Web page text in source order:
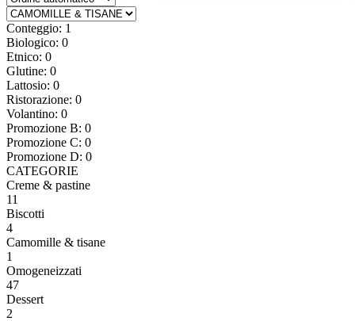
Conteggio: 1
Biologico: 0
Etnico: 0
Glutine: 0
Lattosio: 0
Ristorazione: 0
Volantino: 0
Promozione B: 0
Promozione C: 0
Promozione D: 0
CATEGORIE
Creme & pastine
11
Biscotti
4
Camomille & tisane
1
Omogeneizzati
47
Dessert
2